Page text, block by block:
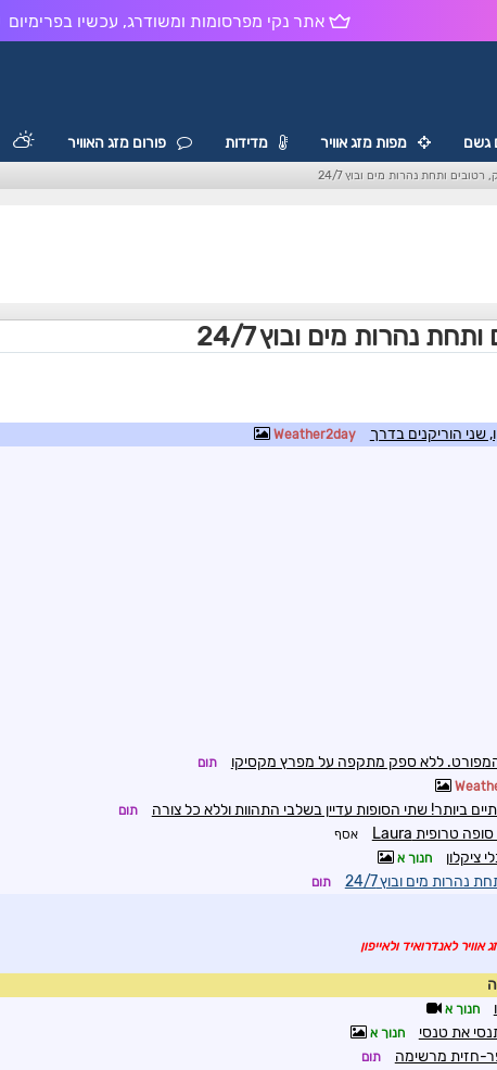
אתר נקי מפרסומות ומשודרג, עכשיו בפרימיום
גשם מפות מזג אוויר מדידות פורום מזג האוויר
רטובים ותחת נהרות מים ובוץ 24/7
נהרות מים ובוץ 24/7
הוריקנים בדרך Weather2day
ללא ספק מתקפה על מפרץ מקסיקו תום
ביותר! שתי הסופות עדיין בשלבי התהוות וללא כל צורה תום
אסף
ציקלון חנוך א
נהרות מים ובוץ 24/7 תום
לאנדרואיד ולאייפון
חנוך א
את טנסי חנוך א
חזית מרשימה תום